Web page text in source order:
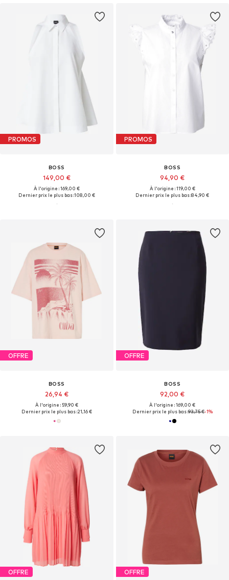
PROMOS
BOSS
149,00 €
À l'origine : 169,00 €
Dernier prix le plus bas :108,00 €
PROMOS
BOSS
94,90 €
À l'origine : 119,00 €
Dernier prix le plus bas :84,90 €
OFFRE
BOSS
26,94 €
À l'origine : 59,90 €
Dernier prix le plus bas :21,16 €
OFFRE
BOSS
92,00 €
À l'origine : 169,00 €
Dernier prix le plus bas :93,75 €-1%
OFFRE OFFRE